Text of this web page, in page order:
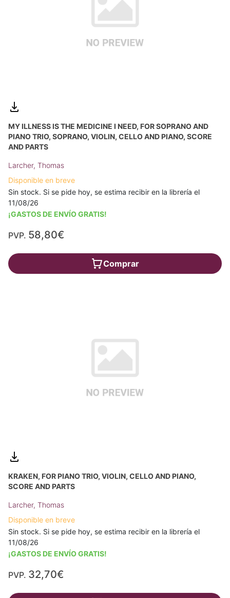
MY ILLNESS IS THE MEDICINE I NEED, FOR SOPRANO AND
PIANO TRIO, SOPRANO, VIOLIN, CELLO AND PIANO, SCORE
AND PARTS
Larcher, Thomas
Disponible en breve
Sin stock. Si se pide hoy, se estima recibir en la librería el
11/08/26
¡GASTOS DE ENVÍO GRATIS!
PVP. 58,80€
Comprar
KRAKEN, FOR PIANO TRIO, VIOLIN, CELLO AND PIANO,
SCORE AND PARTS
Larcher, Thomas
Disponible en breve
Sin stock. Si se pide hoy, se estima recibir en la librería el
11/08/26
¡GASTOS DE ENVÍO GRATIS!
PVP. 32,70€